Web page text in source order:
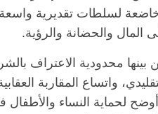
لسلطات تقديرية
المال والحضانة والرؤية.
محدودية الاعتراف
واتساع المقاربة
لحماية النساء